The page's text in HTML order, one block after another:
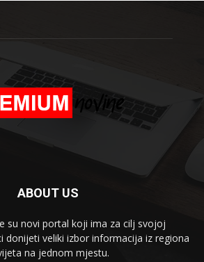
ABOUT US
su novi portal koji ima za cilj svojoj
donijeti veliki izbor informacija iz regiona
na jednom mjestu.